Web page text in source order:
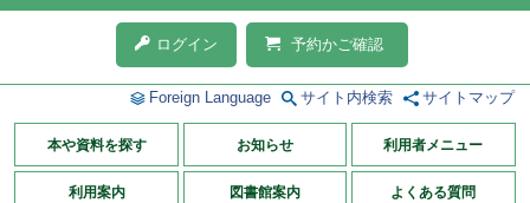
ログイン 予約かご確認
Foreign Language サイト内検索 サイトマップ
本や資料を探す お知らせ 利用者メニュー
利用案内 図書館案内 よくある質問